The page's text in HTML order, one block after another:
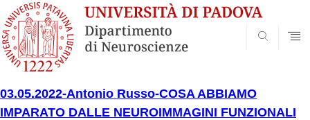
03.05.2022-Antonio Russo-COSA ABBIAMO
IMPARATO DALLE NEUROIMMAGINI FUNZIONALI